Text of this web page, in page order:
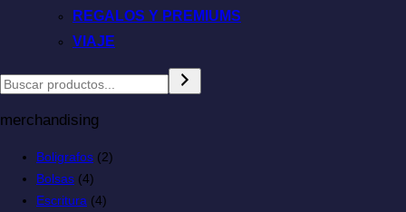
REGALOS Y PREMIUMS
VIAJE
merchandising
Boligrafos (2)
Bolsas (4)
Escritura (4)